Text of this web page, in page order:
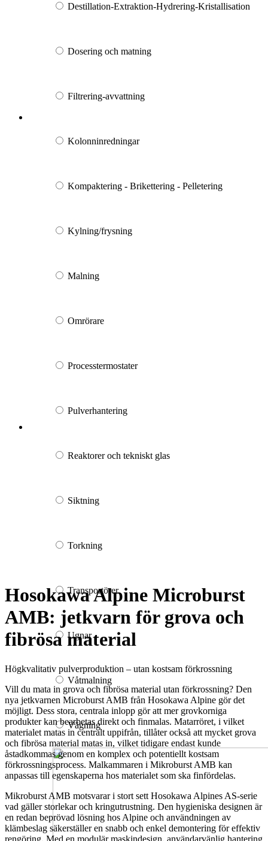
Destillation-Extraktion-Hydrering-Kristallisation
Dosering och matning
Filtrering-avvattning
Kolonninredningar
Kompaktering - Brikettering - Pelletering
Kylning/frysning
Malning
Omrörare
Processtermostater
Pulverhantering
Reaktorer och tekniskt glas
Siktning
Torkning
Transportörer
Ugnar
Våtmalning
Vägning
Hosokawa Alpine Microburst
AMB: jetkvarn för grova och
fibrösa material
Högkvalitativ pulverproduktion – utan kostsam förkrossning
Vill du mata in grova och fibrösa material utan förkrossning? Den
nya jetkvarnen Microburst AMB från Hosokawa Alpine gör det
möjligt. Dess stora, centrala inlopp gör att mer grovkorniga
produkter kan bearbetas direkt och finmalas. Matarröret, i vilket
materialet matas in centralt uppifrån, tillåter också att mycket grova
och fibrösa material matas in, vilket tidigare endast kunde
åstadkommas genom en komplex och potentiellt kostsam
förkrossningsprocess. Malkammaren i Mikroburst AMB kan
anpassas till egenskaperna hos materialet som ska finfördelas.
Mikroburst AMB motsvarar i stort sett Hosokawa Alpines AS-serie
vad gäller storlekar och kringutrustning. Den hygieniska designen är
en redan beprövad lösning hos Alpine och användningen av
klämbeslag säkerställer en snabb och enkel demontering för effektiv
rengöring. Med en modulär maskindesign, användarvänlig hantering